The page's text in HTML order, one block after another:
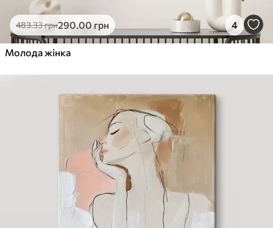
483.33грн290.00 грн 4
Молода жінка